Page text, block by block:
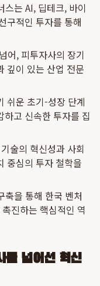
스는 AI, 딥테크, 바이
구적인 투자를 통해
어, 피투자사의 장기
깊이 있는 산업 전문
쉬운 초기-성장 단계
고 신속한 투자를 집
술의 혁신성과 사회
중심의 투자 철학을
축을 통해 한국 벤처
진하는 핵심적인 역
를 넘어선 혁신